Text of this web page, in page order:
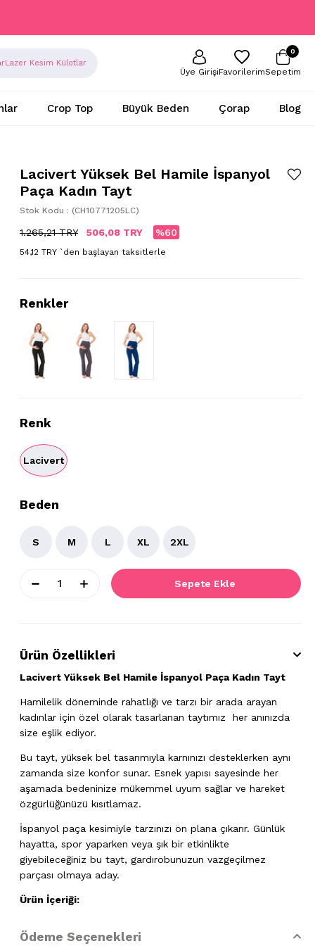
Lazer Kesim Külotlar
Üye GirişiFavorilerimSepetim
0
Crop Top Büyük Beden Çorap Blog
Lacivert Yüksek Bel Hamile İspanyol
Paça Kadın Tayt
Stok Kodu (CH10771205LC)
1.265,21 TRY 506,08 TRY 60
54,12 TRY `den başlayan taksitlerle
Renk
Lacivert
Beden
S M L XL 2XL
Ürün Özellikleri
Lacivert Yüksek Bel Hamile İspanyol Paça Kadın Tayt
Hamilelik döneminde rahatlığı ve tarzı bir arada arayan
kadınlar için özel olarak tasarlanan taytımız her anınızda
size eşlik ediyor.
Bu tayt, yüksek bel tasarımıyla karnınızı desteklerken aynı
zamanda size konfor sunar. Esnek yapısı sayesinde her
aşamada bedeninize mükemmel uyum sağlar ve hareket
özgürlüğünüzü kısıtlamaz.
İspanyol paça kesimiyle tarzınızı ön plana çıkarır. Günlük
hayatta, spor yaparken veya şık bir etkinlikte
giyebileceğiniz bu tayt, gardırobunuzun vazgeçilmez
parçası olmaya aday.
Ürün İçeriği:
Ödeme Seçenekleri